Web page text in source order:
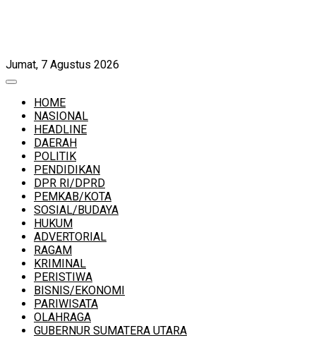
Jumat, 7 Agustus 2026
HOME
NASIONAL
HEADLINE
DAERAH
POLITIK
PENDIDIKAN
DPR RI/DPRD
PEMKAB/KOTA
SOSIAL/BUDAYA
HUKUM
ADVERTORIAL
RAGAM
KRIMINAL
PERISTIWA
BISNIS/EKONOMI
PARIWISATA
OLAHRAGA
GUBERNUR SUMATERA UTARA